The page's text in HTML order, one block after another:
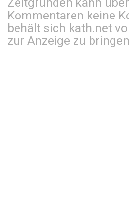
Kommentaren keine
behält sich kath.net
zur Anzeige zu